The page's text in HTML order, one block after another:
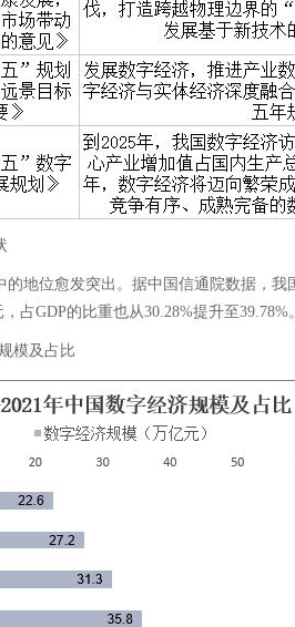
地位愈发突出。据中国信通院数据，
占GDP的比重也从30.28%提升至39.78%。
模及占比